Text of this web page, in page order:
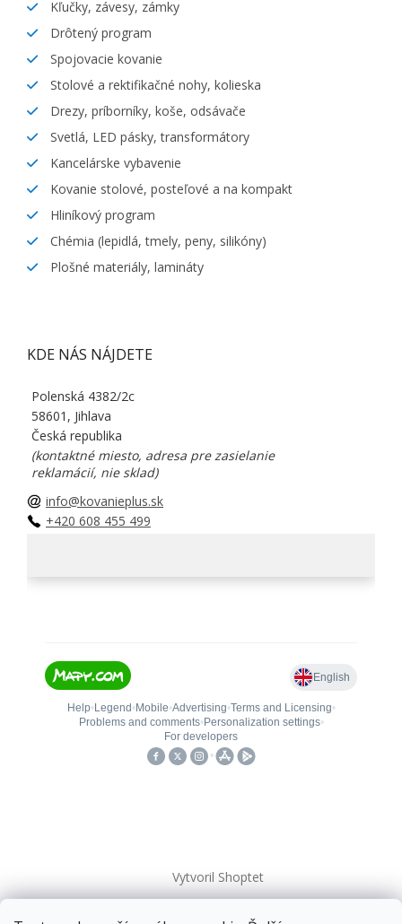
Kľučky, závesy, zámky
Drôtený program
Spojovacie kovanie
Stolové a rektifikačné nohy, kolieska
Drezy, príborníky, koše, odsávače
Svetlá, LED pásky, transformátory
Kancelárske vybavenie
Kovanie stolové, posteľové a na kompakt
Hliníkový program
Chémia (lepidlá, tmely, peny, silikóny)
Plošné materiály, lamináty
KDE NÁS NÁJDETE
Polenská 4382/2c
58601, Jihlava
Česká republika
(kontaktné miesto, adresa pre zasielanie
reklamácií, nie sklad)
info@kovanieplus.sk
+420 608 455 499
Vytvoril Shoptet